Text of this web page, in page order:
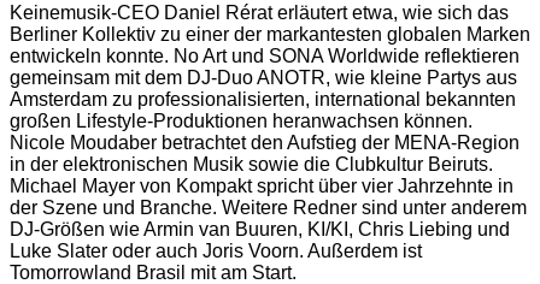
Keinemusik-CEO Daniel Rérat erläutert etwa, wie sich das
Berliner Kollektiv zu einer der markantesten globalen Marken
entwickeln konnte. No Art und SONA Worldwide reflektieren
gemeinsam mit dem DJ-Duo ANOTR, wie kleine Partys aus
Amsterdam zu professionalisierten, international bekannten
großen Lifestyle-Produktionen heranwachsen können.
Nicole Moudaber betrachtet den Aufstieg der MENA-Region
in der elektronischen Musik sowie die Clubkultur Beiruts.
Michael Mayer von Kompakt spricht über vier Jahrzehnte in
der Szene und Branche. Weitere Redner sind unter anderem
DJ-Größen wie Armin van Buuren, KI/KI, Chris Liebing und
Luke Slater oder auch Joris Voorn. Außerdem ist
Tomorrowland Brasil mit am Start.